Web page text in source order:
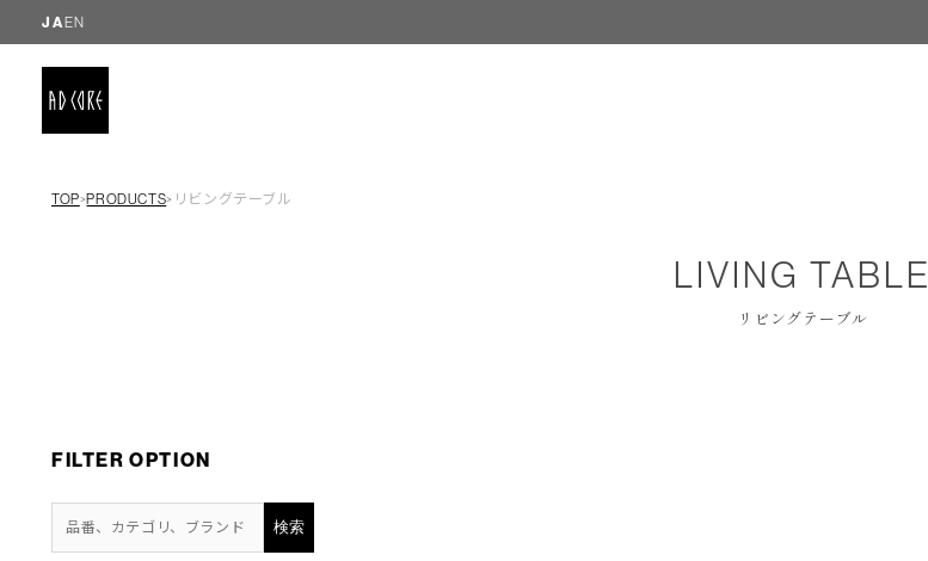
EN
JA
TOP＞PRODUCTS＞ リビングテーブル
LIVING TABLE
リビングテーブル
FILTER OPTION
検索